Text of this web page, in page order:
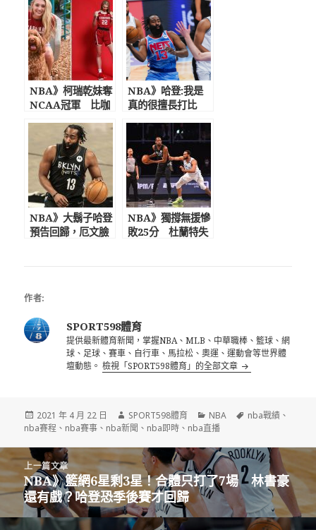
NBA》柯瑞乾妹奪
NCAA冠軍 比咖
睛外型與逆天長腿
NBA》哈登:我是
真的很擅長打比
打球非常沮喪
NBA》大鬍子哈登
預告回歸，厄文臉
NBA》獨撐無援慘
敗25分 杜蘭特失
作者:
SPORT598體育
提供最新體育新聞，掌握NBA、MLB、中華職棒、籃球、網
球、足球、賽車、自行車、馬拉松、奧運、運動會等世界體
壇動態。檢視「SPORT598體育」的全部文章
發
佈
期:
2021 年 4 月 22 日
作
者
SPORT598體育
分
類
NBA
標
nba戰績 、
nba賽程 、 nba賽事 、 nba新聞 、 nba即時 、 nba直播
文
章
導
上一篇文章
上
一
篇
NBA》籃網6星剩3星！合體只打了7場 林書豪
還有戲？哈登恐季後賽才回歸